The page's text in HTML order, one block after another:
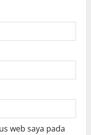
web saya pada